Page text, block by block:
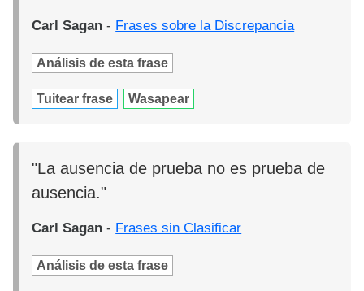
Carl Sagan - Frases sobre la Discrepancia
Análisis de esta frase
Tuitear frase Wasapear
"La ausencia de prueba no es prueba de
ausencia."
Carl Sagan - Frases sin Clasificar
Análisis de esta frase